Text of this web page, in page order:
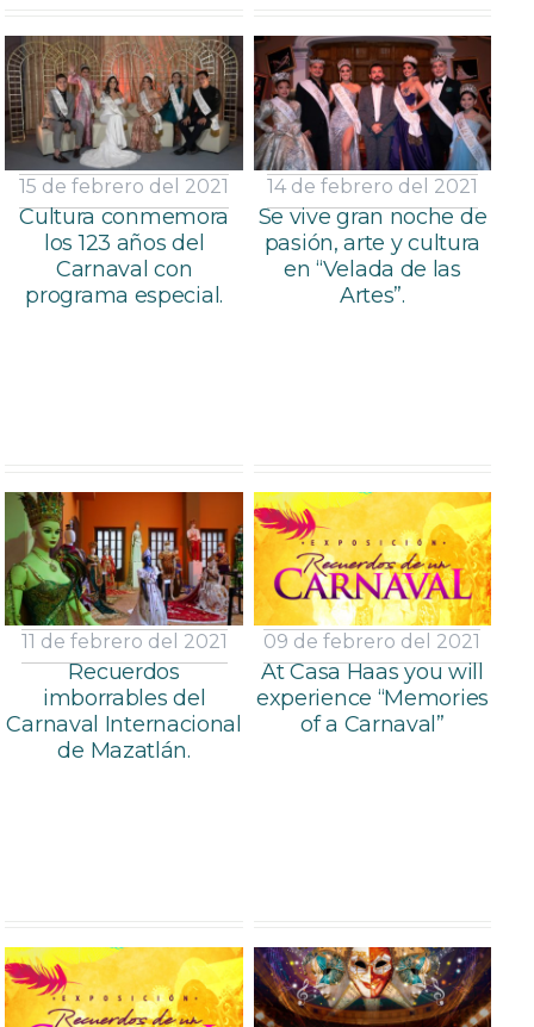
15 de febrero del 2021
Cultura conmemora
los 123 años del
Carnaval con
programa especial.
14 de febrero del 2021
Se vive gran noche de
pasión, arte y cultura
en “Velada de las
Artes”.
11 de febrero del 2021
Recuerdos
imborrables del
Carnaval Internacional
de Mazatlán.
09 de febrero del 2021
At Casa Haas you will
experience “Memories
of a Carnaval”